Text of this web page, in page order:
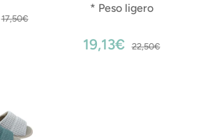
17,50€
* Peso ligero
19,13€ 22,50€